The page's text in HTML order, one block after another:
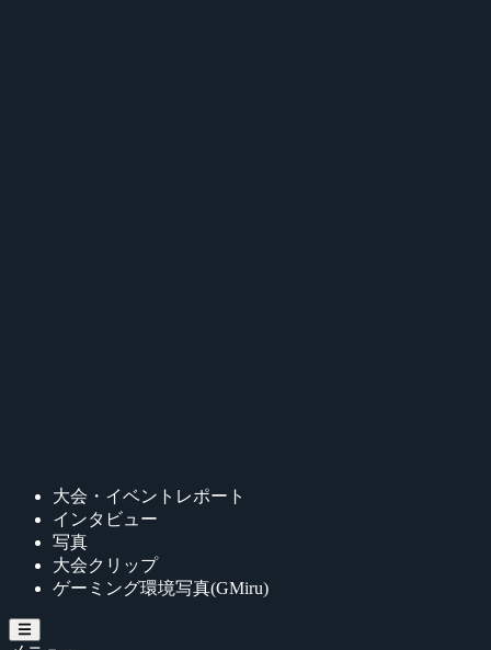
大会・イベントレポート
インタビュー
写真
大会クリップ
ゲーミング環境写真(GMiru)